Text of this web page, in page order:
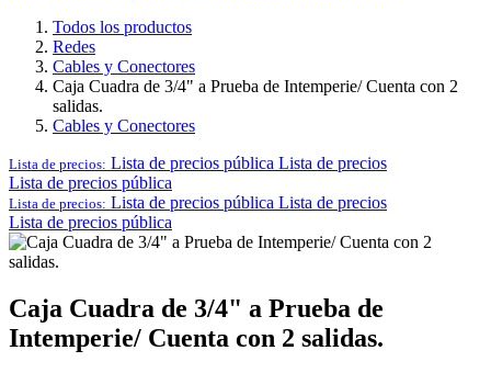
Todos los productos
Redes
Cables y Conectores
Caja Cuadra de 3/4" a Prueba de Intemperie/ Cuenta con 2
salidas.
Cables y Conectores
Lista de precios: Lista de precios pública Lista de precios
Lista de precios pública
Lista de precios: Lista de precios pública Lista de precios
Lista de precios pública
Caja Cuadra de 3/4" a Prueba de
Intemperie/ Cuenta con 2 salidas.